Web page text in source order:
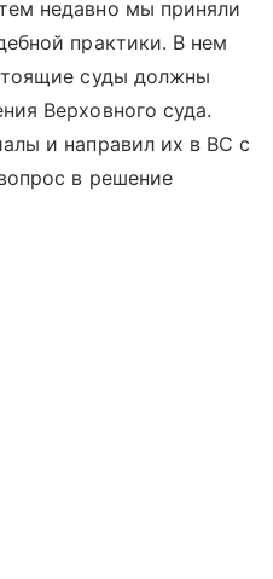
недавно мы приняли
практики. В нем
суды должны
Верховного суда.
и направил их в ВС с
в решение